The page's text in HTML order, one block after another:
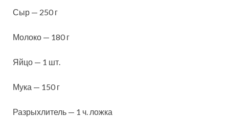
Сыр — 250 г
Молоко — 180 г
Яйцо — 1 шт.
Мука — 150 г
Разрыхлитель — 1 ч. ложка